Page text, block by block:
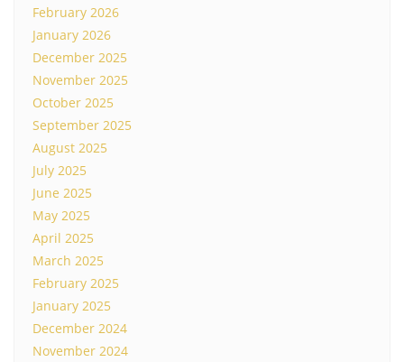
February 2026
January 2026
December 2025
November 2025
October 2025
September 2025
August 2025
July 2025
June 2025
May 2025
April 2025
March 2025
February 2025
January 2025
December 2024
November 2024